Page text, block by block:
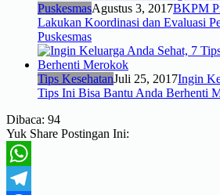
PuskesmasAgustus 3, 2017BKPM
Lakukan Koordinasi dan Evaluasi
Puskesmas
Tips KesehatanJuli 25, 2017Ingin
Tips Ini Bisa Bantu Anda Berhenti
Dibaca: 94
Yuk Share Postingan Ini:
WhatsApp